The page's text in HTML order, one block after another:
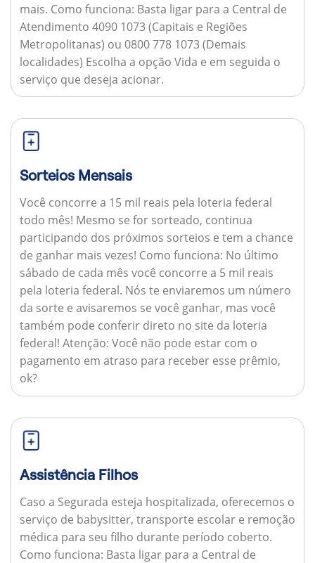
mais. Como funciona: Basta ligar para a Central de
Atendimento 4090 1073 (Capitais e Regiões
Metropolitanas) ou 0800 778 1073 (Demais
localidades) Escolha a opção Vida e em seguida o
serviço que deseja acionar.
Sorteios Mensais
Você concorre a 15 mil reais pela loteria federal
todo mês! Mesmo se for sorteado, continua
participando dos próximos sorteios e tem a chance
de ganhar mais vezes! Como funciona: No último
sábado de cada mês você concorre a 5 mil reais
pela loteria federal. Nós te enviaremos um número
da sorte e avisaremos se você ganhar, mas você
também pode conferir direto no site da loteria
federal! Atenção: Você não pode estar com o
pagamento em atraso para receber esse prêmio,
ok?
Assistência Filhos
Caso a Segurada esteja hospitalizada, oferecemos o
serviço de babysitter, transporte escolar e remoção
médica para seu filho durante período coberto.
Como funciona: Basta ligar para a Central de